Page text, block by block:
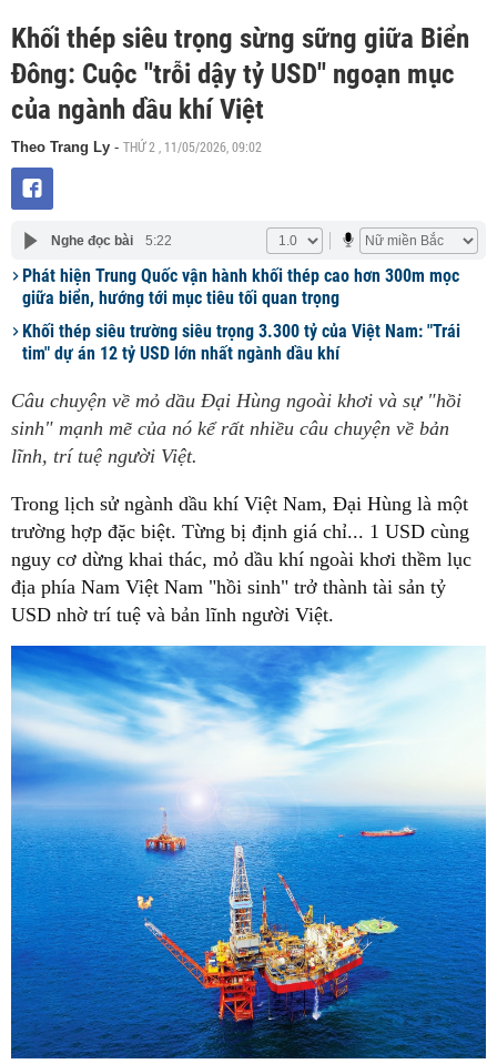
Khối thép siêu trọng sừng sững giữa Biển
Đông: Cuộc "trỗi dậy tỷ USD" ngoạn mục
của ngành dầu khí Việt
Theo Trang Ly - THỨ 2 , 11/05/2026, 09:02
Nghe đọc bài 5:22
Phát hiện Trung Quốc vận hành khối thép cao hơn 300m mọc
giữa biển, hướng tới mục tiêu tối quan trọng
Khối thép siêu trường siêu trọng 3.300 tỷ của Việt Nam: "Trái
tim" dự án 12 tỷ USD lớn nhất ngành dầu khí
Câu chuyện về mỏ dầu Đại Hùng ngoài khơi và sự "hồi
sinh" mạnh mẽ của nó kể rất nhiều câu chuyện về bản
lĩnh, trí tuệ người Việt.
Trong lịch sử ngành dầu khí Việt Nam, Đại Hùng là một
trường hợp đặc biệt. Từng bị định giá chỉ... 1 USD cùng
nguy cơ dừng khai thác, mỏ dầu khí ngoài khơi thềm lục
địa phía Nam Việt Nam "hồi sinh" trở thành tài sản tỷ
USD nhờ trí tuệ và bản lĩnh người Việt.